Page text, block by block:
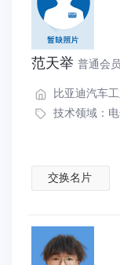
范天举 普通会员
比亚迪汽车
技术领域：
交换名片